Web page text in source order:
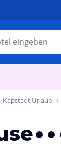
Kapstadt Urlaub